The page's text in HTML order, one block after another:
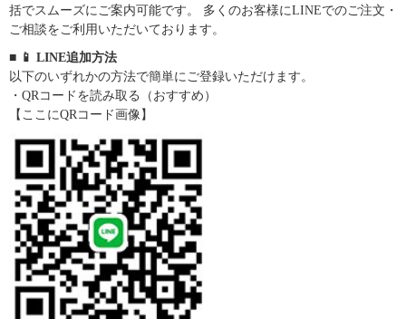
括でスムーズにご案内可能です。 多くのお客様にLINEでのご注文・
ご相談をご利用いただいております。
■ 📱 LINE追加方法
以下のいずれかの方法で簡単にご登録いただけます。
・QRコードを読み取る（おすすめ）
【ここにQRコード画像】